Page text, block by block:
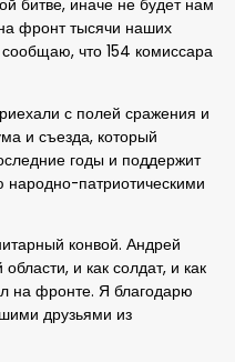
битве, иначе не будет нам
фронт тысячи наших
что 154 комиссара
с полей сражения и
и съезда, который
годы и поддержит
патриотическими
конвой. Андрей
и как солдат, и как
на фронте. Я благодарю
друзьями из